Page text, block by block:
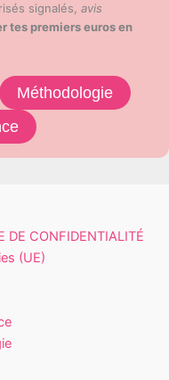
signalés, avis
tes premiers euros en
Méthodologie
DE CONFIDENTIALITÉ
(UE)